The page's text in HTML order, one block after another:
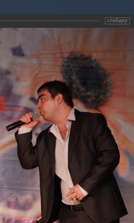
АA+
Документы КСП Обращения
ЗСК
ГД
приёмов граждан
объединение
молодых депутатов
комиссии и график
о доходах, расходах, об
слайдер